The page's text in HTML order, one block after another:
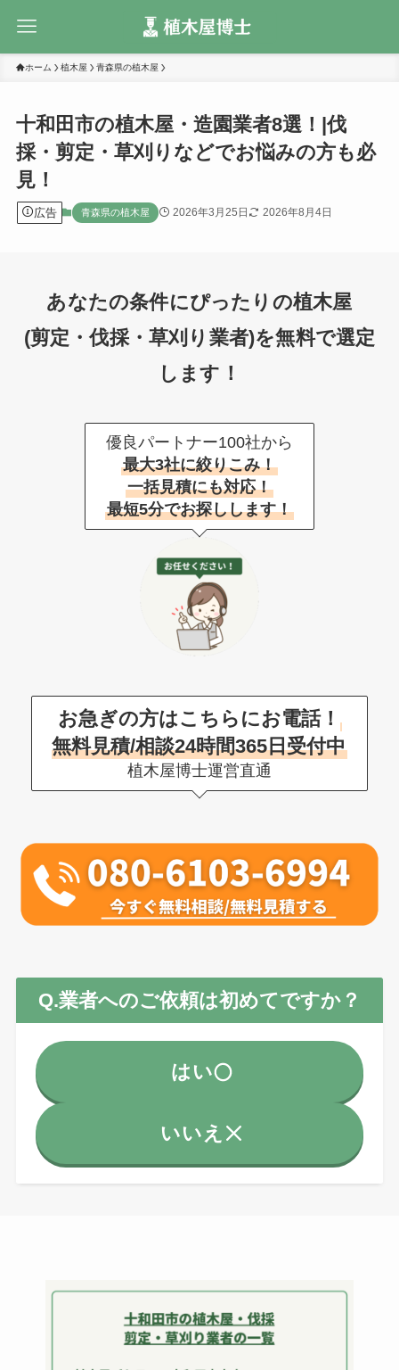
ホーム 植木屋 青森県の植木屋
十和田市の植木屋・造園業者8選！|伐
採・剪定・草刈りなどでお悩みの方も必
見！
広告 青森県の植木屋 2026年3月25日 2026年8月4日
あなたの条件にぴったりの植木屋
(剪定・伐採・草刈り業者)を無料で選定
します！
優良パートナー100社から
最大3社に絞りこみ！
一括見積にも対応！
最短5分でお探しします！
お急ぎの方はこちらにお電話！
無料見積/相談24時間365日受付中
植木屋博士運営直通
Q.業者へのご依頼は初めてですか？
はい
いいえ